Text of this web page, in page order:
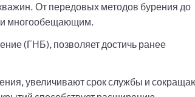
От передовых методов бурения до
и многообещающим.
(ГНБ), позволяет достичь ранее
увеличивают срок службы и